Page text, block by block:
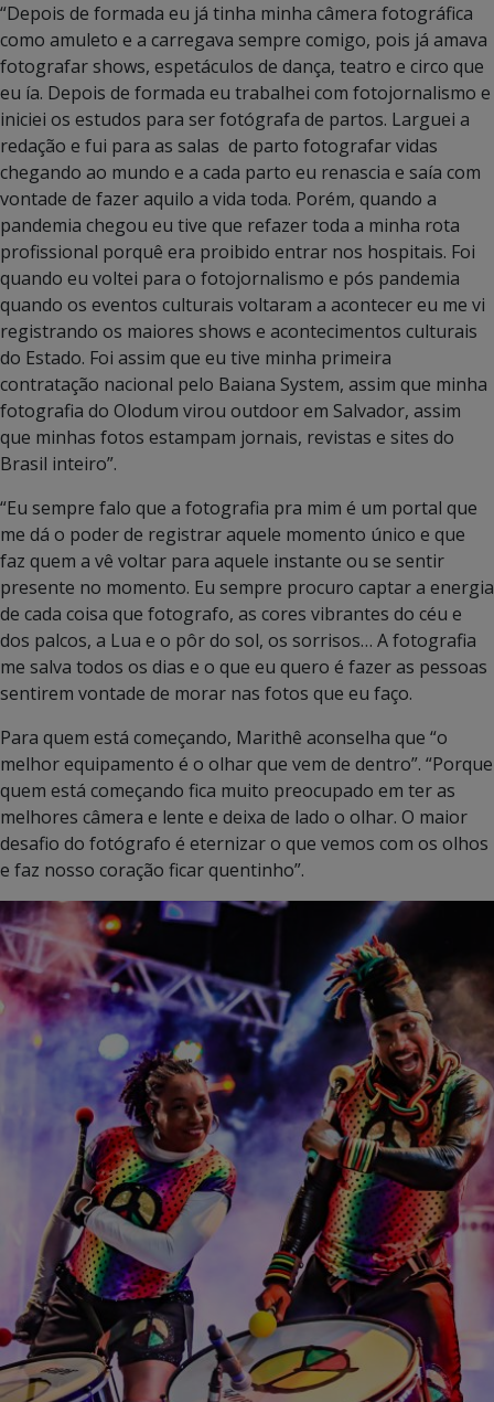
“Depois de formada eu já tinha minha câmera fotográfica
como amuleto e a carregava sempre comigo, pois já amava
fotografar shows, espetáculos de dança, teatro e circo que
eu ía. Depois de formada eu trabalhei com fotojornalismo e
iniciei os estudos para ser fotógrafa de partos. Larguei a
redação e fui para as salas de parto fotografar vidas
chegando ao mundo e a cada parto eu renascia e saía com
vontade de fazer aquilo a vida toda. Porém, quando a
pandemia chegou eu tive que refazer toda a minha rota
profissional porquê era proibido entrar nos hospitais. Foi
quando eu voltei para o fotojornalismo e pós pandemia
quando os eventos culturais voltaram a acontecer eu me vi
registrando os maiores shows e acontecimentos culturais
do Estado. Foi assim que eu tive minha primeira
contratação nacional pelo Baiana System, assim que minha
fotografia do Olodum virou outdoor em Salvador, assim
que minhas fotos estampam jornais, revistas e sites do
Brasil inteiro”.
“Eu sempre falo que a fotografia pra mim é um portal que
me dá o poder de registrar aquele momento único e que
faz quem a vê voltar para aquele instante ou se sentir
presente no momento. Eu sempre procuro captar a energia
de cada coisa que fotografo, as cores vibrantes do céu e
dos palcos, a Lua e o pôr do sol, os sorrisos… A fotografia
me salva todos os dias e o que eu quero é fazer as pessoas
sentirem vontade de morar nas fotos que eu faço.
Para quem está começando, Marithê aconselha que “o
melhor equipamento é o olhar que vem de dentro”. “Porque
quem está começando fica muito preocupado em ter as
melhores câmera e lente e deixa de lado o olhar. O maior
desafio do fotógrafo é eternizar o que vemos com os olhos
e faz nosso coração ficar quentinho”.